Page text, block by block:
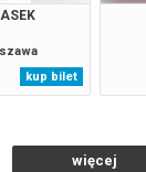
kup bilet
więcej